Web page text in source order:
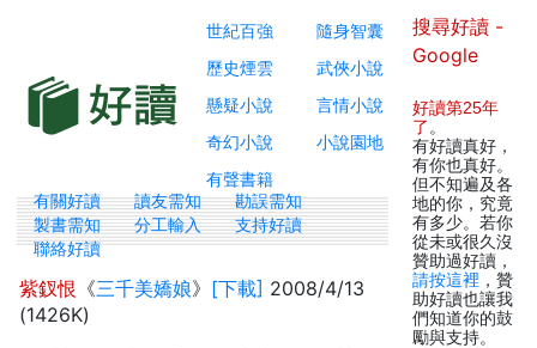
世紀百強
隨身智囊
歷史煙雲
武俠小說
懸疑小說
言情小說
奇幻小說
小說園地
有聲書籍
有關好讀 讀友需知
勘誤需知
製書需知
分工輸入
支持好讀
聯絡好讀
紫釵恨 《三千美嬌娘》 [下載] 2008/4/13
(1426K)
搜尋好讀 -
Google
好讀第25年
了 。
有好讀真好，
有你也真好。
但不知遍及各
地的你，究竟
有多少。若你
從未或很久沒
贊助過好讀，
請按這裡 ，贊
助好讀也讓我
們知道你的鼓
勵與支持。